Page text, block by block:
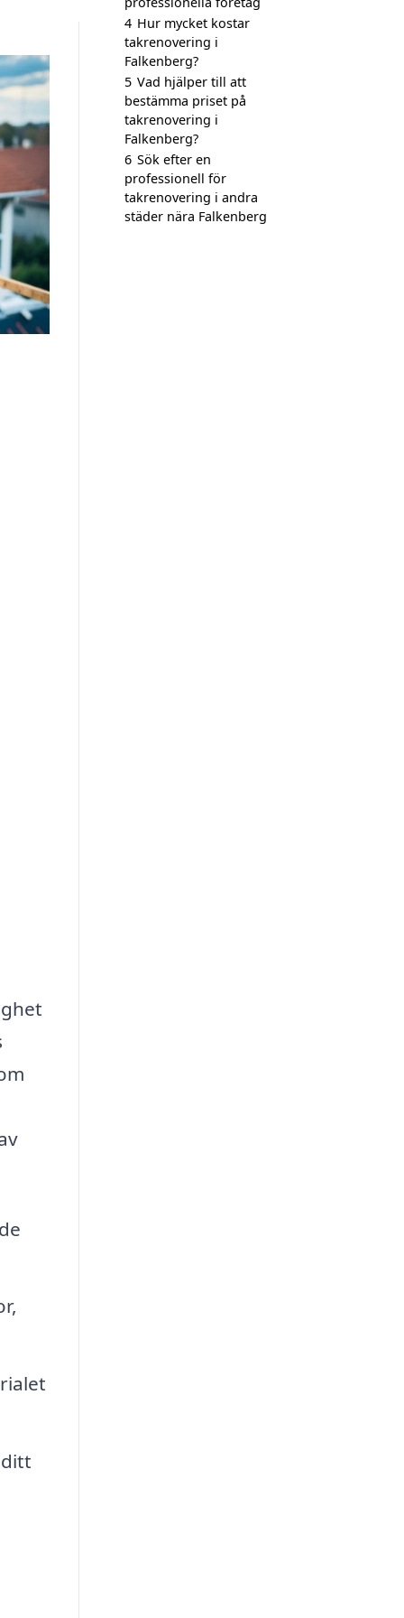
4 Hur mycket kostar
takrenovering i
Falkenberg?
5 Vad hjälper till att
bestämma priset på
takrenovering i
Falkenberg?
6 Sök efter en
professionell för
takrenovering i andra
städer nära Falkenberg